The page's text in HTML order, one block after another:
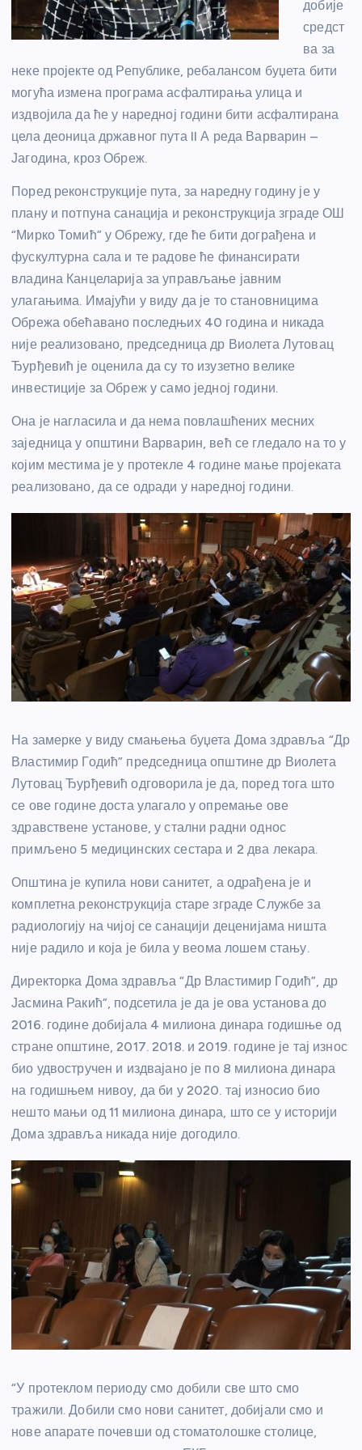
добије
средст
ва за
неке пројекте од Републике, ребалансом буџета бити
могућа измена програма асфалтирања улица и
издвојила да ће у наредној години бити асфалтирана
цела деоница државног пута II А реда Варварин –
Јагодина, кроз Обреж.
Поред реконструкције пута, за наредну годину је у
плану и потпуна санација и реконструкција зграде ОШ
“Мирко Томић” у Обрежу, где ће бити дограђена и
фускултурна сала и те радове ће финансирати
владина Канцеларија за управљање јавним
улагањима. Имајући у виду да је то становницима
Обрежа обећавано последњих 40 година и никада
није реализовано, председница др Виолета Лутовац
Ђурђевић је оценила да су то изузетно велике
инвестиције за Обреж у само једној години.
Она је нагласила и да нема повлашћених месних
заједница у општини Варварин, већ се гледало на то у
којим местима је у протекле 4 године мање пројеката
реализовано, да се одради у наредној години.
На замерке у виду смањења буџета Дома здравља “Др
Властимир Годић” председница општине др Виолета
Лутовац Ђурђевић одговорила је да, поред тога што
се ове године доста улагало у опремање ове
здравствене установе, у стални радни однос
примљено 5 медицинских сестара и 2 два лекара.
Општина је купила нови санитет, а одрађена је и
комплетна реконструкција старе зграде Службе за
радиологију на чијој се санацији деценијама ништа
није радило и која је била у веома лошем стању.
Директорка Дома здравља “Др Властимир Годић”, др
Јасмина Ракић”, подсетила је да је ова установа до
2016. године добијала 4 милиона динара годишње од
стране општине, 2017. 2018. и 2019. године је тај износ
био удвостручен и издвајано је по 8 милиона динара
на годишњем нивоу, да би у 2020. тај износио био
нешто мањи од 11 милиона динара, што се у историји
Дома здравља никада није догодило.
“У протеклом периоду смо добили све што смо
тражили. Добили смо нови санитет, добијали смо и
нове апарате почевши од стоматолошке столице,